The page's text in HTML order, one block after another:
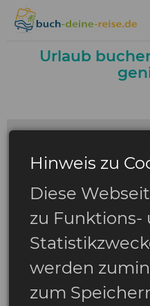
Urlaub
Hinweis zu
Diese
zu Funktions-
werden
zum